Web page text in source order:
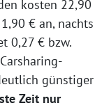
kosten 22,90
€ an, nachts
0,27 € bzw.
günstiger
Zeit nur